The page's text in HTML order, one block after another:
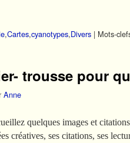
,Cartes,cyanotypes,Divers | Mots-
trousse pour
Anne
quelques images et
créatives, ses citations, ses